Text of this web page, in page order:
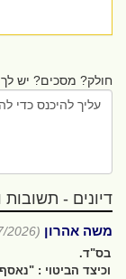
חולק? מסכים? יש לך
דיונים - תשובות
משה אהרון (3/7/2026)
בס"ד.
וכיצד הביטוי : "נאסף